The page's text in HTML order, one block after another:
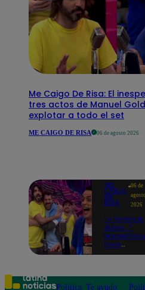
Me Caigo De Risa: El
tres actos de Manuel
explotar a todo el set
ME CAIGO DE RISA 06 de agosto 2026
ME
CAIGO
DE
RISA
06 de
agosto
2026
"A Peláez le
dicen...":
Manuel
hace
de contar el
chiste
Política Te ayudo